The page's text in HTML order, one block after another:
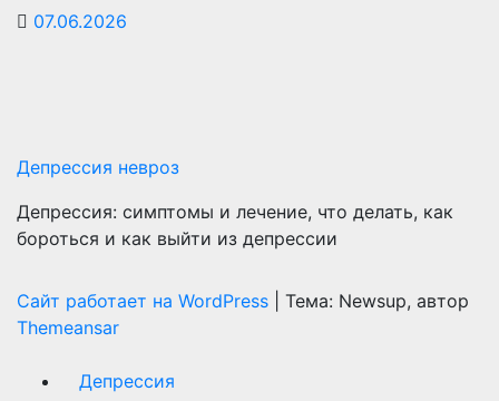
07.06.2026
Депрессия невроз
Депрессия: симптомы и лечение, что делать, как
бороться и как выйти из депрессии
Сайт работает на WordPress
Тема: Newsup, автор
Themeansar
Депрессия